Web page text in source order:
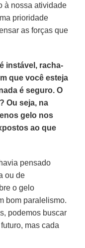
à nossa atividade
prioridade
as forças que
instável, racha-
que você esteja
é seguro. O
Ou seja, na
gelo nos
ao que
pensado
ou de
o gelo
bom paralelismo.
podemos buscar
mas cada